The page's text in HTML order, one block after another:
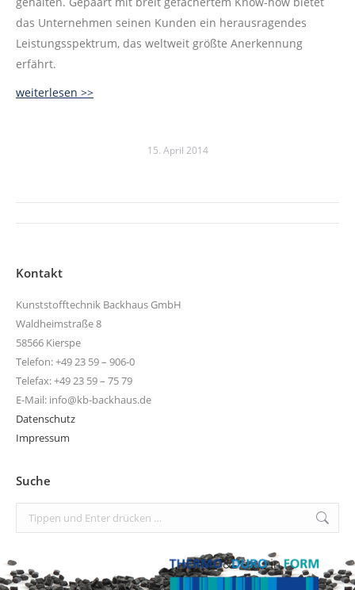
das Unternehmen seinen Kunden ein herausragendes
Leistungsspektrum, das weltweit größte Anerkennung
erfährt.
weiterlesen >>
15. April 2014
Kommentarnavigation
Kontakt
Kunststofftechnik Backhaus GmbH
Waldheimstraße 8
58566 Kierspe
Telefon: +49 23 59 – 906-0
Telefax: +49 23 59 – 75 79
E-Mail: info@kb-backhaus.de
Datenschutz
Impressum
Suche
Search: